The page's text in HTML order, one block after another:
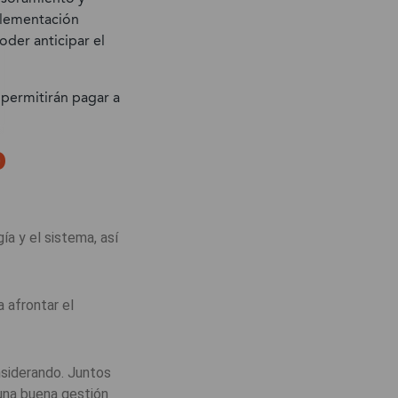
anticipar el
pagar a
y el sistema, así
afrontar el
Juntos
buena gestión